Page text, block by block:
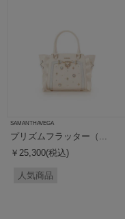
SAMANTHAVEGA
プリズムフラッター（...
￥25,300(税込)
人気商品